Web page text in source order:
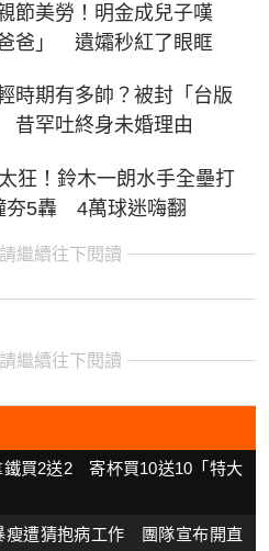
節美勞！明金成兒子嘆
爸爸」 遺孀秒紅了眼眶
時期有多帥？被封「台版
罕吐終身未婚理由
狂！鈴木一朗水手全壘打
夯5轟 4萬球迷嗨翻
繼續往下閱讀
繼續往下閱讀
鐵買2送2 寄杯買10送10「特大
瘦遭猜抱病工作 團隊宣布開直